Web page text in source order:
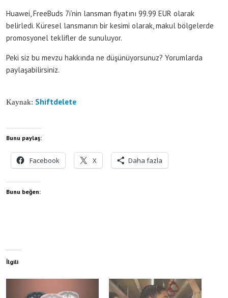
Huawei, FreeBuds 7i’nin lansman fiyatını 99.99 EUR olarak
belirledi. Küresel lansmanın bir kesimi olarak, makul bölgelerde
promosyonel teklifler de sunuluyor.
Peki siz bu mevzu hakkında ne düşünüyorsunuz? Yorumlarda
paylaşabilirsiniz.
Kaynak: Shiftdelete
Bunu paylaş:
Facebook X Daha fazla
Bunu beğen:
İlgili